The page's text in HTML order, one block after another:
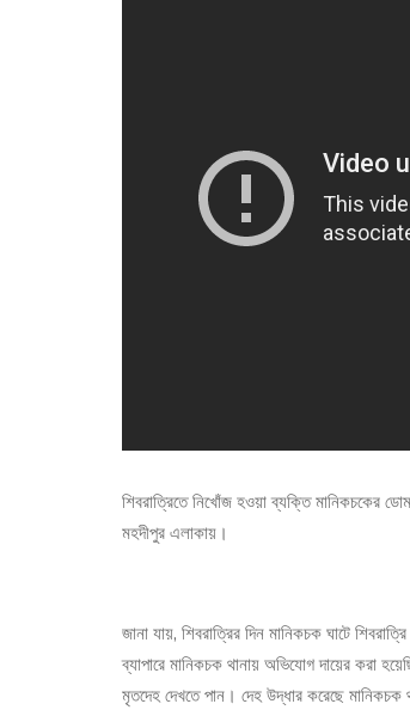
শিবরাত্রিতে নিখোঁজ হওয়া ব্যক্তি মানিকচকের
মহদীপুর এলাকায়।
জানা যায়, শিবরাত্রির দিন মানিকচক ঘাটে
ব্যাপারে মানিকচক থানায় অভিযোগ দায়ের করা
মৃতদেহ দেখতে পান। দেহ উদ্ধার করেছে মানিকচক